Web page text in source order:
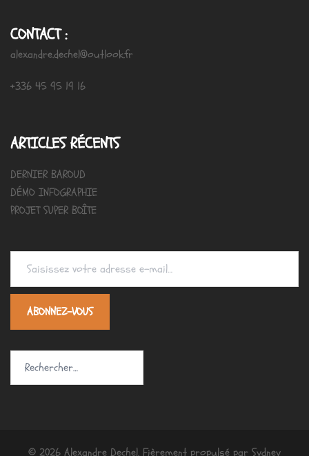
CONTACT :
alexandre.dechel@outlook.fr
+336 45 95 19 16
ARTICLES RÉCENTS
DERNIER BAROUD
DÉMO INFOGRAPHIE
PROJET SUPER BOÎTE
Saisissez votre adresse e-mail…
ABONNEZ-VOUS
Rechercher :
© 2026 Alexandre Dechel. Fièrement propulsé par Sydney